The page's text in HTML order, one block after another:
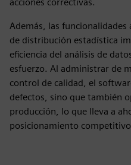
Además, las funcionalidades
de distribución estadística
eficiencia del análisis de
esfuerzo. Al administrar de
control de calidad, el
defectos, sino que también
producción, lo que lleva a
posicionamiento